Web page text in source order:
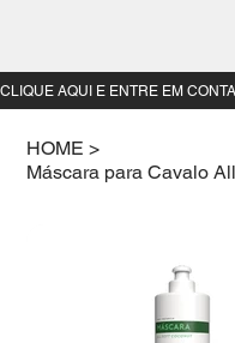
HOME >
CLIQUE AQUI E ENTRE EM